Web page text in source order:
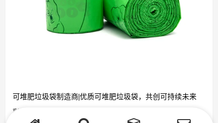
可堆肥垃圾袋制造商|优质可堆肥垃圾袋，共创可持续未来
彩色可生物降解无毒